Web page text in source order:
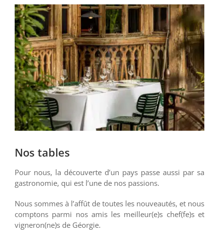
Voir
l'image
agrandie
Nos tables
Pour nous, la découverte d’un pays passe aussi par sa
gastronomie, qui est l’une de nos passions.
Nous sommes à l’affût de toutes les nouveautés, et nous
comptons parmi nos amis les meilleur(e)s chef(fe)s et
vigneron(ne)s de Géorgie.